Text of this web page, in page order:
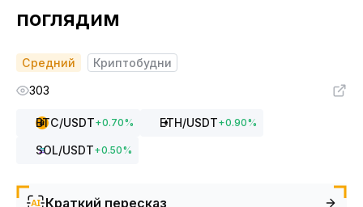
поглядим
Средний
Криптобудни
303
BTC/USDT+0.70% ETH/USDT+0.90%
SOL/USDT+0.50%
Краткий пересказ